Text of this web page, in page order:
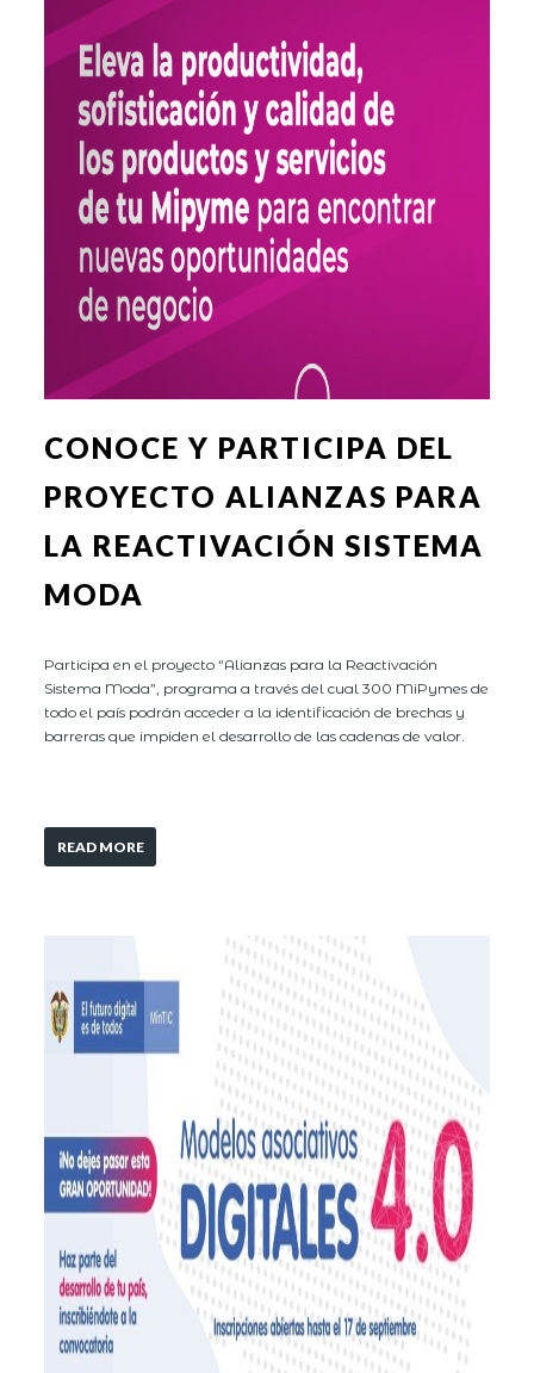
CONOCE Y PARTICIPA DEL
PROYECTO ALIANZAS PARA
LA REACTIVACIÓN SISTEMA
MODA
Participa en el proyecto “Alianzas para la Reactivación
Sistema Moda”, programa a través del cual 300 MiPymes de
todo el país podrán acceder a la identificación de brechas y
barreras que impiden el desarrollo de las cadenas de valor.
READ MORE